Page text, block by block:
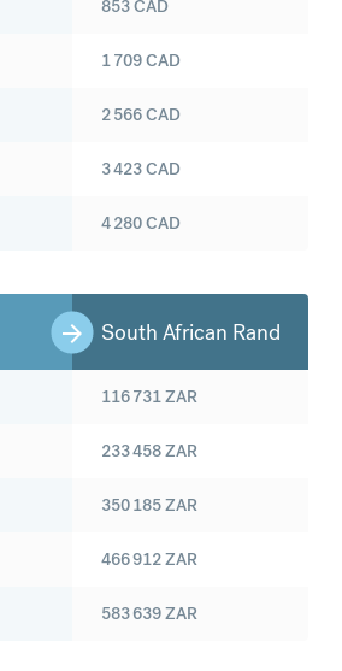
853CAD
1 709CAD
2 566CAD
3 423CAD
4 280CAD
South African Rand
116 731ZAR
233 458ZAR
350 185ZAR
466 912ZAR
583 639ZAR